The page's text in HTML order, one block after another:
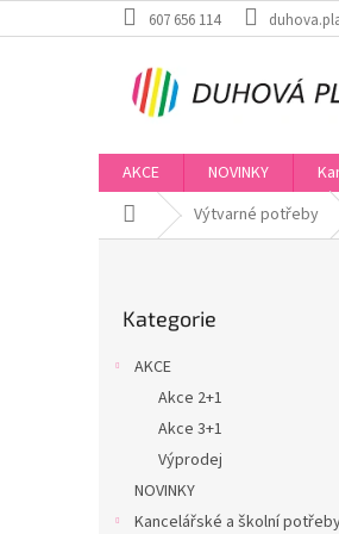
na
607 656 114
AKCE NOVINKY
Domů Výtvarné potřeby
kategorie
Kategorie
AKCE
Akce 2+1
Akce 3+1
Výprodej
NOVINKY
Kancelářské a školní